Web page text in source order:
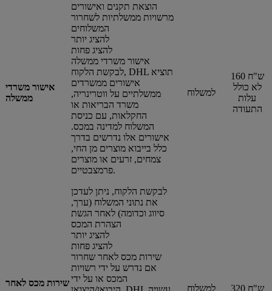
אישור משרדי
ממשלה
הוצאת תקנים ואישורים
מרשויות ממשלתיות לשחרור
המשלוחים
להציג יותר
להציג פחות
אישור משרדי ממשלה
לבקשת הלקוח, DHL תוציא
אישורים ממשרדים
ממשלתיים על ווטרינריה,
משרד הבריאות או
החקלאות, עם כניסת
המשלוח למדינה במכס.
אישורים אלו נדרשים בדרך
כלל בייבוא מוצרים מן החי,
צמחים, זרעים או מוצרים
פרמצבטיים.
למשלוח
160 ש"ח
לא כולל
עלות
התעודה
שירות מכס לאחר
לבקשת הלקוח, ניתן לעדכן
את נתוני המשלוח (ערך,
סיווג וכדומה) לאחר הגשת
הצהרת המכס
להציג יותר
להציג פחות
שירות מכס לאחר שחרור
אם נדרש על ידי רשויות
המכס או על ידי
למשלוח 320 ש"ח